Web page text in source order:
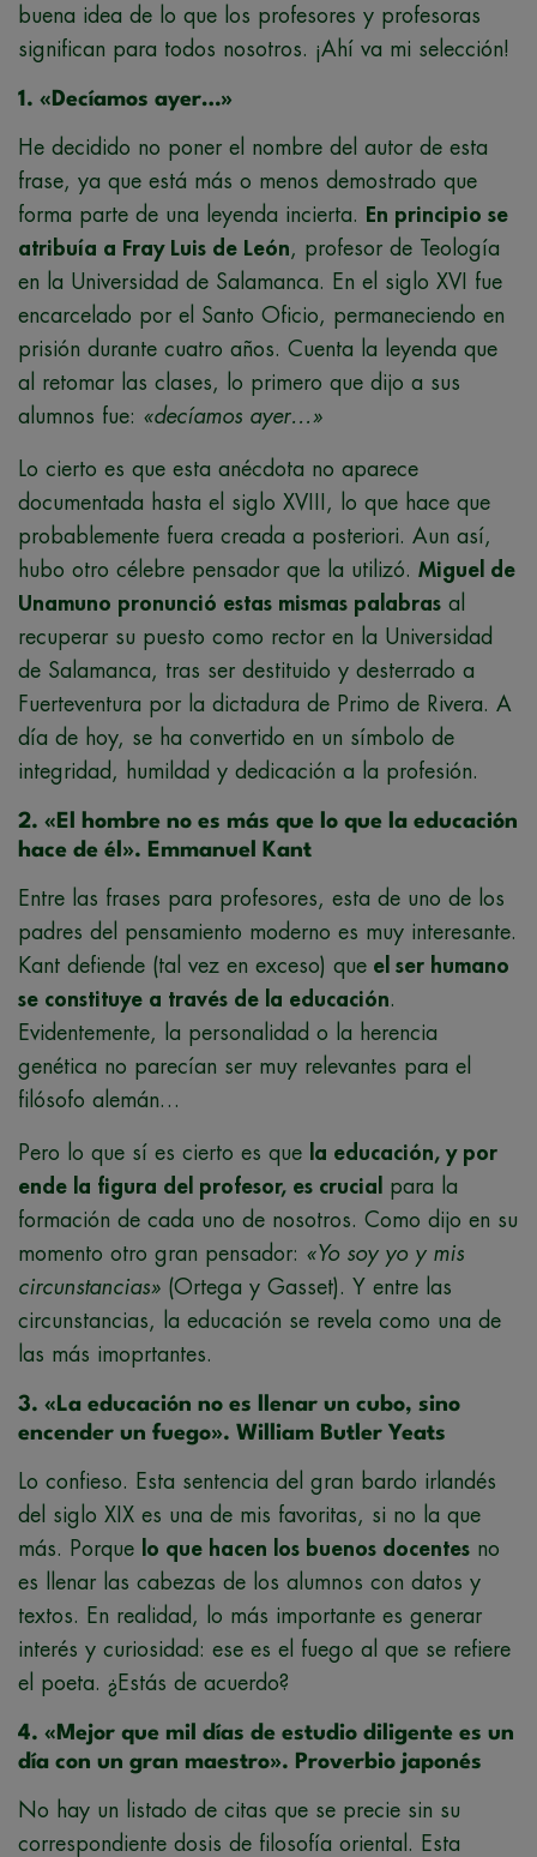
buena idea de lo que los profesores y profesoras
significan para todos nosotros. ¡Ahí va mi selección!
1. «Decíamos ayer…»
He decidido no poner el nombre del autor de esta
frase, ya que está más o menos demostrado que
forma parte de una leyenda incierta.
En principio se
atribuía a Fray Luis de León, profesor de Teología
en la Universidad de Salamanca. En el siglo XVI fue
encarcelado por el Santo Oficio, permaneciendo en
prisión durante cuatro años. Cuenta la leyenda que
al retomar las clases, lo primero que dijo a sus
alumnos fue: «decíamos ayer…»
Lo cierto es que esta anécdota no aparece
documentada hasta el siglo XVIII, lo que hace que
probablemente fuera creada a posteriori. Aun así,
hubo otro célebre pensador que la utilizó. Miguel de
Unamuno pronunció estas mismas palabras al
recuperar su puesto como rector en la Universidad
de Salamanca, tras ser destituido y desterrado a
Fuerteventura por la dictadura de Primo de Rivera. A
día de hoy, se ha convertido en un símbolo de
integridad, humildad y dedicación a la profesión.
2. «El hombre no es más que lo que la educación
hace de él». Emmanuel Kant
Entre las frases para profesores, esta de uno de los
padres del pensamiento moderno es muy interesante.
Kant defiende (tal vez en exceso) que el ser humano
se constituye a través de la educación.
Evidentemente, la personalidad o la herencia
genética no parecían ser muy relevantes para el
filósofo alemán…
Pero lo que sí es cierto es que
la educación, y por
ende la figura del profesor, es crucial
para la
formación de cada uno de nosotros. Como dijo en su
momento otro gran pensador: «Yo soy yo y mis
circunstancias» (Ortega y Gasset). Y entre las
circunstancias, la educación se revela como una de
las más imoprtantes.
3. «La educación no es llenar un cubo, sino
encender un fuego». William Butler Yeats
Lo confieso. Esta sentencia del gran bardo irlandés
del siglo XIX es una de mis favoritas, si no la que
más. Porque
lo que hacen los buenos docentes no
es llenar las cabezas de los alumnos con datos y
textos. En realidad, lo más importante es generar
interés y curiosidad: ese es el fuego al que se refiere
el poeta. ¿Estás de acuerdo?
4. «Mejor que mil días de estudio diligente es un
día con un gran maestro». Proverbio japonés
No hay un listado de citas que se precie sin su
correspondiente dosis de filosofía oriental. Esta